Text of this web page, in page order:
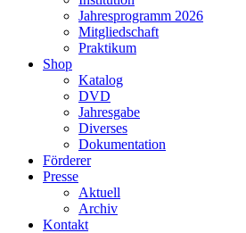
Jahresprogramm 2026
Mitgliedschaft
Praktikum
Shop
Katalog
DVD
Jahresgabe
Diverses
Dokumentation
Förderer
Presse
Aktuell
Archiv
Kontakt